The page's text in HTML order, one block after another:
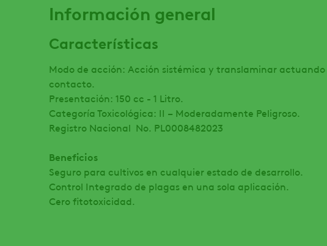
Información general
Características
Modo de acción: Acción sistémica y translaminar
contacto.
Presentación: 150 cc - 1 Litro.
Categoría Toxicológica: II – Moderadamente Peligroso.
Registro Nacional No. PL0008482023
Beneficios
Seguro para cultivos en cualquier estado de desarrollo.
Control Integrado de plagas en una sola aplicación.
Cero fitotoxicidad.